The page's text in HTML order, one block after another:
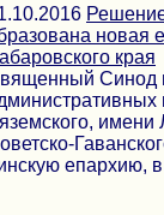
новая
края
Синод
имени
епархию,